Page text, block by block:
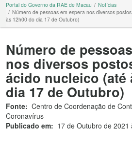
Portal do Governo da RAE de Macau
Notícias
Número de pessoas em espera nos diversos
às 12h00 do dia 17 de Outubro)
Número de
nos diversos
ácido nucleico (até
dia 17 de Outubro)
Fonte: Centro de Coordenação de
Coronavírus
Publicado em: 17 de Outubro de 2021